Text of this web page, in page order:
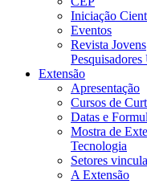
Iniciação
Eventos
Revista Jovens
Pesquisadores
Extensão
Apresentação
Cursos de
Datas e
Mostra de
Tecnologia
Setores
A Extensão